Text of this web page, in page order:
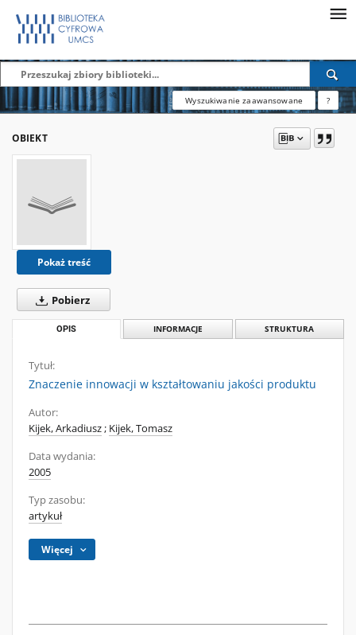
Wyszukiwanie zaawansowane ?
OBIEKT
Pokaż treść
Pobierz
OPIS INFORMACJE STRUKTURA
Tytuł:
Znaczenie innowacji w kształtowaniu jakości produktu
Autor:
Kijek, Arkadiusz; Kijek, Tomasz
Data wydania:
2005
Typ zasobu:
artykuł
Więcej